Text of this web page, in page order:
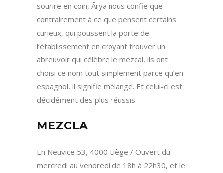
sourire en coin, Ārya nous confie que
contrairement à ce que pensent certains
curieux, qui poussent la porte de
l’établissement en croyant trouver un
abreuvoir qui célèbre le mezcal, ils ont
choisi ce nom tout simplement parce qu’en
espagnol, il signifie mélange. Et celui-ci est
décidément des plus réussis.
MEZCLA
En Neuvice 53, 4000 Liège / Ouvert du
mercredi au vendredi de 18h à 22h30, et le